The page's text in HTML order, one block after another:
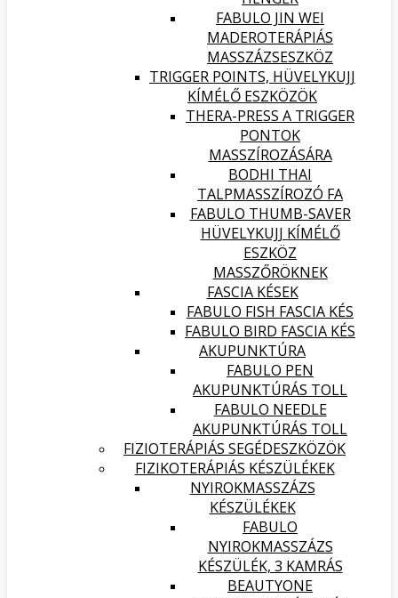
FABULO JIN WEI
MADEROTERÁPIÁS
MASSZÁZSESZKÖZ
TRIGGER POINTS, HÜVELYKUJJ
KÍMÉLŐ ESZKÖZÖK
THERA-PRESS A TRIGGER
PONTOK
MASSZÍROZÁSÁRA
BODHI THAI
TALPMASSZÍROZÓ FA
FABULO THUMB-SAVER
HÜVELYKUJJ KÍMÉLŐ
ESZKÖZ
MASSZŐRÖKNEK
FASCIA KÉSEK
FABULO FISH FASCIA KÉS
FABULO BIRD FASCIA KÉS
AKUPUNKTÚRA
FABULO PEN
AKUPUNKTÚRÁS TOLL
FABULO NEEDLE
AKUPUNKTÚRÁS TOLL
FIZIOTERÁPIÁS SEGÉDESZKÖZÖK
FIZIKOTERÁPIÁS KÉSZÜLÉKEK
NYIROKMASSZÁZS
KÉSZÜLÉKEK
FABULO
NYIROKMASSZÁZS
KÉSZÜLÉK, 3 KAMRÁS
BEAUTYONE